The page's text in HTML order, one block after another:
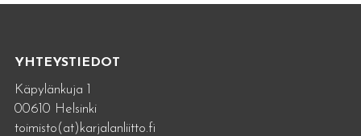
YHTEYSTIEDOT
Käpylänkuja 1
00610 Helsinki
toimisto(at)karjalanliitto.fi